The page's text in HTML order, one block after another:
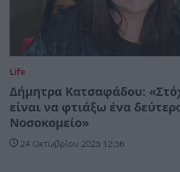
Life
Δήμητρα Κατσαφάδου:
είναι να φτιάξω ένα
Νοσοκομείο»
24 Οκτωβρίου 2025 12:56